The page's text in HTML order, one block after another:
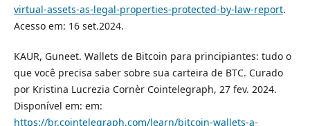
virtual-assets-as-legal-properties-protected-by-law-report.
Acesso em: 16 set.2024.
KAUR, Guneet. Wallets de Bitcoin para principiantes: tudo o
que você precisa saber sobre sua carteira de BTC. Curado
por Kristina Lucrezia Cornèr Cointelegraph, 27 fev. 2024.
Disponível em: em:
https://br.cointelegraph.com/learn/bitcoin-wallets-a-